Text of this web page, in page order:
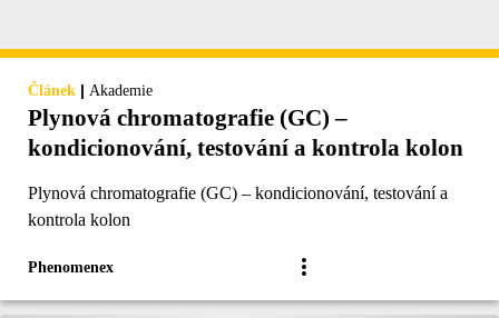
Článek | Akademie
Plynová chromatografie (GC) –
kondicionování, testování a kontrola kolon
Plynová chromatografie (GC) – kondicionování, testování a
kontrola kolon
Phenomenex